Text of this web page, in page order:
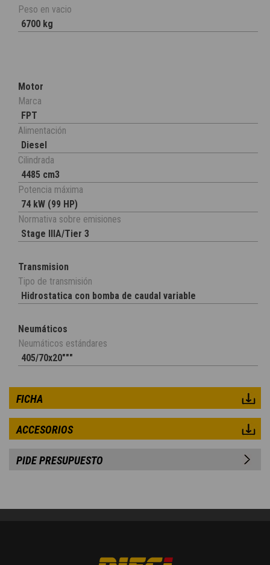
Peso en vacio
6700 kg
Motor
Marca
FPT
Alimentación
Diesel
Cilindrada
4485 cm3
Potencia máxima
74 kW (99 HP)
Normativa sobre emisiones
Stage IIIA/Tier 3
Transmision
Tipo de transmisión
Hidrostatica con bomba de caudal variable
Neumáticos
Neumáticos estándares
405/70x20"""
FICHA
ACCESORIOS
PIDE PRESUPUESTO